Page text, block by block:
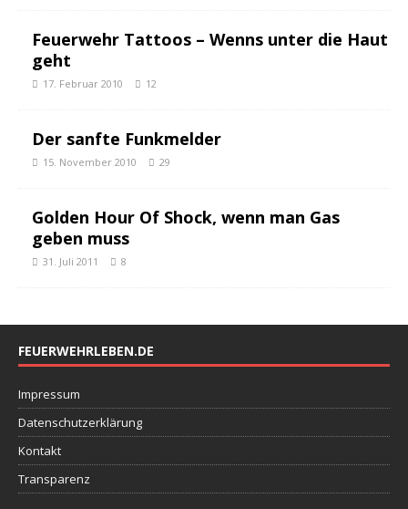
Feuerwehr Tattoos – Wenns unter die Haut
geht
17. Februar 2010 12
Der sanfte Funkmelder
15. November 2010 29
Golden Hour Of Shock, wenn man Gas
geben muss
31. Juli 2011 8
FEUERWEHRLEBEN.DE
Impressum
Datenschutzerklärung
Kontakt
Transparenz